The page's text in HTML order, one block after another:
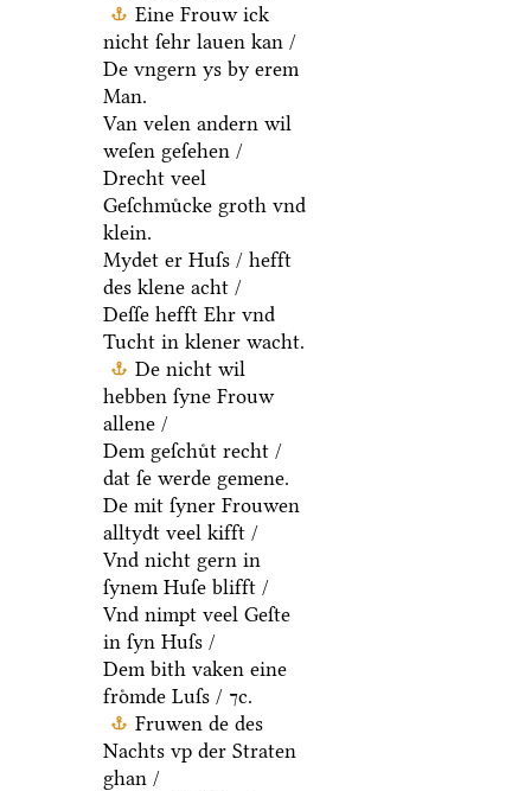
Eine Frouw ick
nicht ſehr lauen kan /
De vngern ys by erem
Man.
Van velen andern wil
weſen geſehen /
Drecht veel
Geſchmuͤcke groth vnd
klein.
Mydet er Huſs / hefft
des klene acht /
Deſſe hefft Ehr vnd
Tucht in klener wacht.
De nicht wil
hebben ſyne Frouw
allene /
Dem geſchuͤt recht /
dat ſe werde gemene.
De mit ſyner Frouwen
alltydt veel kifft /
Vnd nicht gern in
ſynem Huſe blifft /
Vnd nimpt veel Geſte
in ſyn Huſs /
Dem bith vaken eine
froͤmde Luſs / ⁊c.
Fruwen de des
Nachts vp der Straten
ghan /